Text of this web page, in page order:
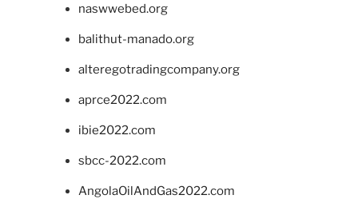
naswwebed.org
balithut-manado.org
alteregotradingcompany.org
aprce2022.com
ibie2022.com
sbcc-2022.com
AngolaOilAndGas2022.com